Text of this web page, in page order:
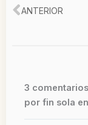
Ant
ANTERIOR
3
por fin sola